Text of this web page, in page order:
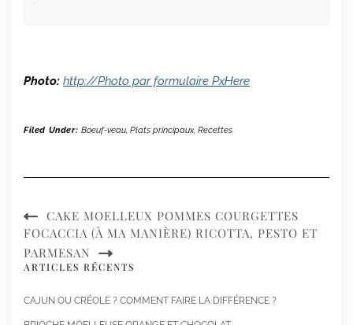
Photo: http://Photo par formulaire PxHere
Filed Under: Boeuf-veau, Plats principaux, Recettes
CAKE MOELLEUX POMMES COURGETTES
FOCACCIA (À MA MANIÈRE) RICOTTA, PESTO ET
PARMESAN
ARTICLES RÉCENTS
CAJUN OU CRÉOLE ? COMMENT FAIRE LA DIFFÉRENCE ?